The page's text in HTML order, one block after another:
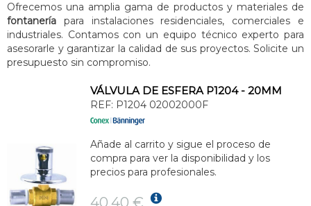
Ofrecemos una amplia gama de productos y materiales de
fontanería para instalaciones residenciales, comerciales e
industriales. Contamos con un equipo técnico experto para
asesorarle y garantizar la calidad de sus proyectos. Solicite un
presupuesto sin compromiso.
VÁLVULA DE ESFERA P1204 - 20MM
REF: P1204 02002000F
Añade al carrito y sigue el proceso de
compra para ver la disponibilidad y los
precios para profesionales.
40,40 €